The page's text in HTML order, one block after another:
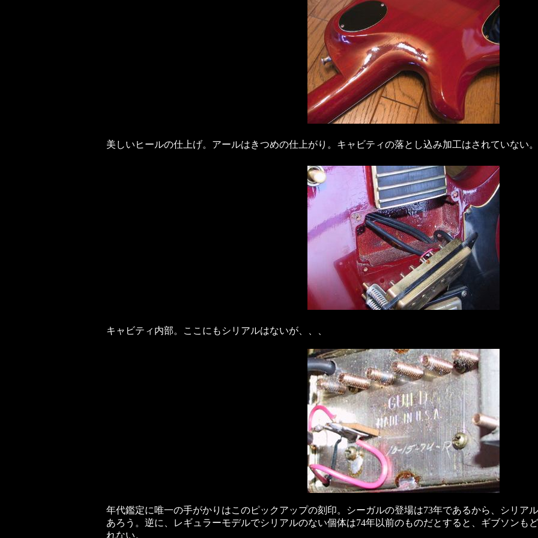
美しいヒールの仕上げ。アールはきつめの仕上がり。キャビティの落とし込み加工はされていない。
キャビティ内部。ここにもシリアルはないが、、、
年代鑑定に唯一の手がかりはこのピックアップの刻印。シーガルの登場は73年であるから、シリア
あろう。逆に、レギュラーモデルでシリアルのない個体は74年以前のものだとすると、ギブソンも
れない。